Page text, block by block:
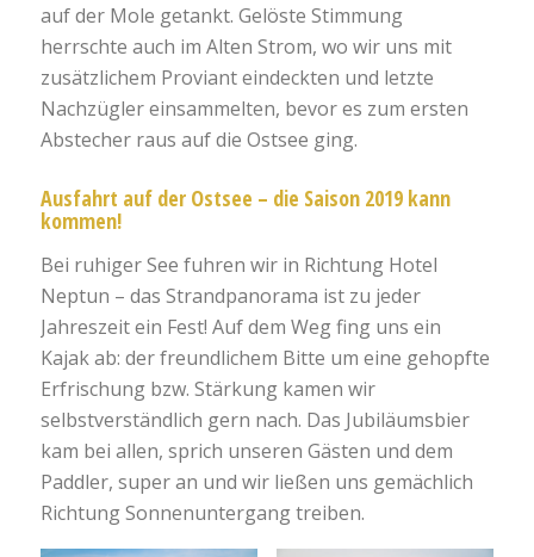
auf der Mole getankt. Gelöste Stimmung
herrschte auch im Alten Strom, wo wir uns mit
zusätzlichem Proviant eindeckten und letzte
Nachzügler einsammelten, bevor es zum ersten
Abstecher raus auf die Ostsee ging.
Ausfahrt auf der Ostsee – die Saison 2019 kann
kommen!
Bei ruhiger See fuhren wir in Richtung Hotel
Neptun – das Strandpanorama ist zu jeder
Jahreszeit ein Fest! Auf dem Weg fing uns ein
Kajak ab: der freundlichem Bitte um eine gehopfte
Erfrischung bzw. Stärkung kamen wir
selbstverständlich gern nach. Das Jubiläumsbier
kam bei allen, sprich unseren Gästen und dem
Paddler, super an und wir ließen uns gemächlich
Richtung Sonnenuntergang treiben.